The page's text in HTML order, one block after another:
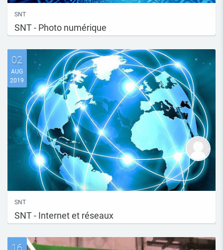
SNT
SNT - Photo numérique
02
AUG
2019
SNT
SNT - Internet et réseaux
16